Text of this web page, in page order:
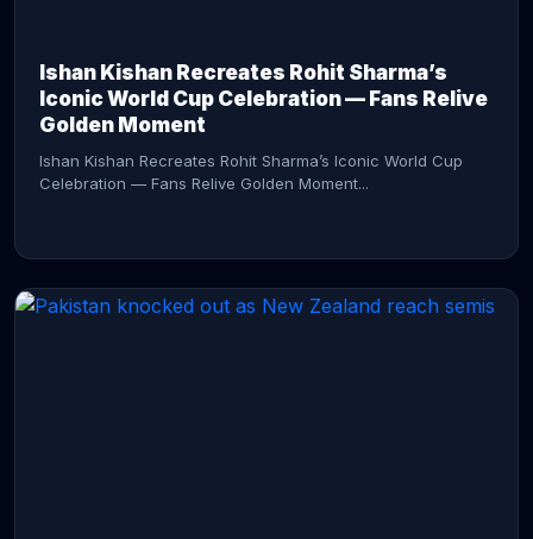
Ishan Kishan Recreates Rohit Sharma’s
Iconic World Cup Celebration — Fans Relive
Golden Moment
Ishan Kishan Recreates Rohit Sharma’s Iconic World Cup
Celebration — Fans Relive Golden Moment...